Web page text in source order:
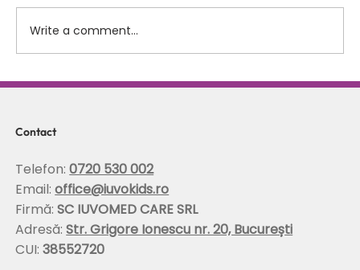
Scolioza la copii: rolul terapiei Schroth in
coloanei
Write a comment...
Contact
Telefon:0720 530 002
Email:office@iuvokids.ro
Firmă:SC IUVOMED CARE SRL
Adresă:Str. Grigore Ionescu nr. 20, București
CUI:38552720